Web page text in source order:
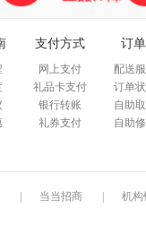
支付方式
网上支付
礼品卡支付
银行转账
礼券支付
订
配送
订单
自助
自助
当当招商 机构